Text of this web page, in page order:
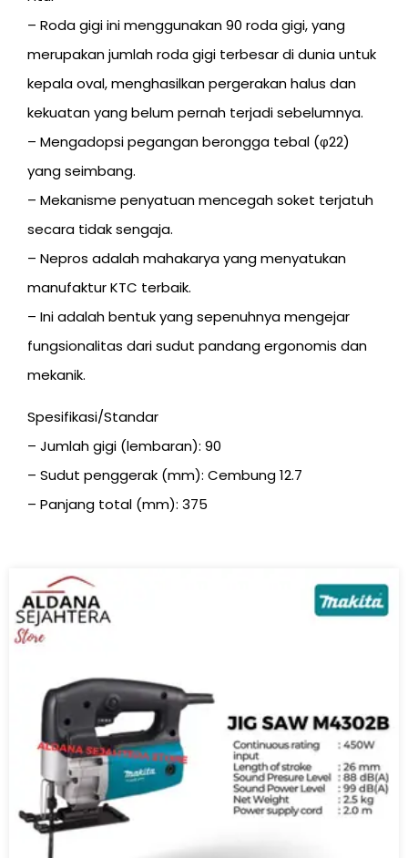
– Roda gigi ini menggunakan 90 roda gigi, yang
merupakan jumlah roda gigi terbesar di dunia untuk
kepala oval, menghasilkan pergerakan halus dan
kekuatan yang belum pernah terjadi sebelumnya.
– Mengadopsi pegangan berongga tebal (φ22)
yang seimbang.
– Mekanisme penyatuan mencegah soket terjatuh
secara tidak sengaja.
– Nepros adalah mahakarya yang menyatukan
manufaktur KTC terbaik.
– Ini adalah bentuk yang sepenuhnya mengejar
fungsionalitas dari sudut pandang ergonomis dan
mekanik.
Spesifikasi/Standar
– Jumlah gigi (lembaran): 90
– Sudut penggerak (mm): Cembung 12.7
– Panjang total (mm): 375